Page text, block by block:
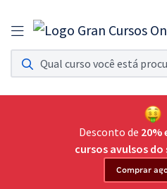
Assinatura Ilimitada 11
Acesso a todos os cursos. Teste grátis por
Assinatura OAB Até Passar
Acesso ilimitado a toda preparação para
Residências Multiprofissionais
Desconto de 20%
cursos avulsos do
Comprar